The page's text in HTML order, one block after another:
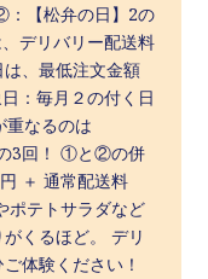
【松弁の日】2の
デリバリー配送料
は、最低注文金額
：毎月２の付く日
なるのは
3回！ ①と②の併
＋ 通常配送料
ポテトサラダなど
くるほど。 デリ
体験ください！